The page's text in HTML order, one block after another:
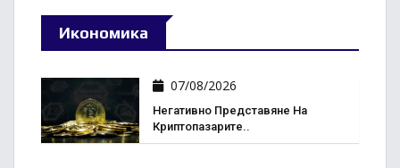
Икономика
07/08/2026
Негативно Представяне На
Криптопазарите..